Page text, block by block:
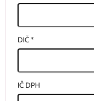
DIČ *
IČ DPH